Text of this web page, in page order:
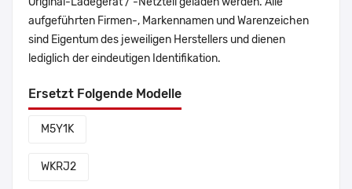
aufgeführten Firmen-, Markennamen und Warenzeichen
sind Eigentum des jeweiligen Herstellers und dienen
lediglich der eindeutigen Identifikation.
Ersetzt Folgende Modelle
M5Y1K
WKRJ2